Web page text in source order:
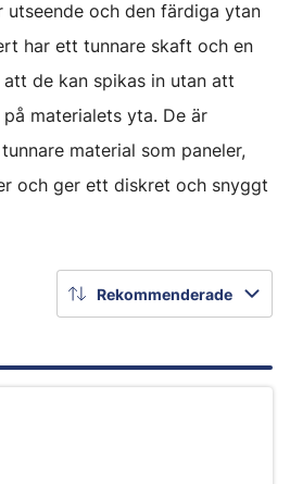
utseende och den färdiga ytan
har ett tunnare skaft och en
de kan spikas in utan att
materialets yta. De är
material som paneler,
och ger ett diskret och snyggt
Rekommenderade